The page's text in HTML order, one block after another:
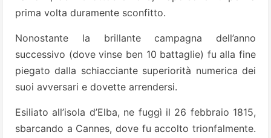
prima volta duramente sconfitto.
Nonostante la brillante campagna dell’anno
successivo (dove vinse ben 10 battaglie) fu alla fine
piegato dalla schiacciante superiorità numerica dei
suoi avversari e dovette arrendersi.
Esiliato all’isola d’Elba, ne fuggì il 26 febbraio 1815,
sbarcando a Cannes, dove fu accolto trionfalmente.